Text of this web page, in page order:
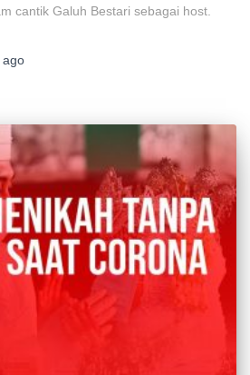
cantik Galuh Bestari sebagai host.
ago